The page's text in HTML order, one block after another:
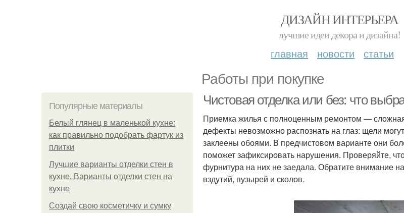
ДИЗАЙН ИНТЕРЬЕРА
лучшие идеи декора и дизайна!
главная новости статьи
Работы при покупке
Популярные материалы
Белый глянец в маленькой кухне:
как правильно подобрать фартук из
плитки
Лучшие варианты отделки стен в
кухне. Варианты отделки стен на
кухне
Создай свою косметичку и сумку
Чистовая отделка или без: что
Приемка жилья с полноценным ремонтом — сложная
дефекты невозможно распознать на глаз: щели
заклеены обоями. В предчистовом варианте они
поможет зафиксировать нарушения. Проверяйте,
фурнитура на них не заедала. Обратите внимание
вздутий, пузырей и сколов.